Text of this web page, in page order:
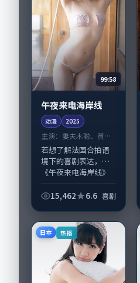
99:58
午夜来电海岸线
动漫 2025
主演： 妻夫木聪、黄渤
等
若想了解法国合拍语
境下的喜剧表达，
《午夜来电海岸线》
人物动机与生活细节
重。影片2025年面
世...
15,462 6.6 喜剧
日本 热播